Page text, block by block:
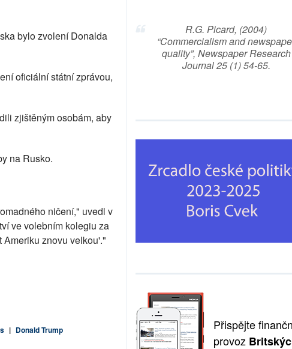
bylo zvolení Donalda
oficiální státní zprávou,
zjištěným osobám, aby
na Rusko.
ničení," uvedl v
ve volebním kolegiu za
znovu velkou'."
| Donald Trump
R.G. Picard, (2004)
“Commercialism and
quality”, Newspaper Research
Journal 25 (1) 54-65.
Přispějte
provoz